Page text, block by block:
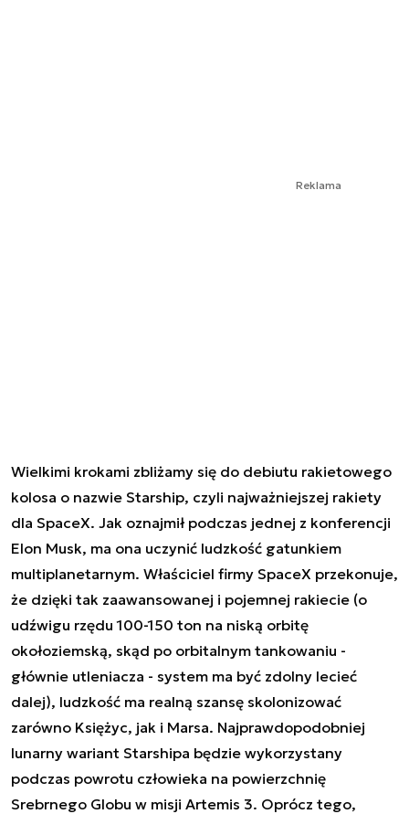
Reklama
Wielkimi krokami zbliżamy się do debiutu rakietowego
kolosa o nazwie Starship, czyli najważniejszej rakiety
dla SpaceX. Jak oznajmił podczas jednej z konferencji
Elon Musk, ma ona uczynić ludzkość gatunkiem
multiplanetarnym. Właściciel firmy SpaceX przekonuje,
że dzięki tak zaawansowanej i pojemnej rakiecie (o
udźwigu rzędu 100-150 ton na niską orbitę
okołoziemską, skąd po orbitalnym tankowaniu -
głównie utleniacza - system ma być zdolny lecieć
dalej), ludzkość ma realną szansę skolonizować
zarówno Księżyc, jak i Marsa. Najprawdopodobniej
lunarny wariant Starshipa będzie wykorzystany
podczas powrotu człowieka na powierzchnię
Srebrnego Globu w misji Artemis 3. Oprócz tego,